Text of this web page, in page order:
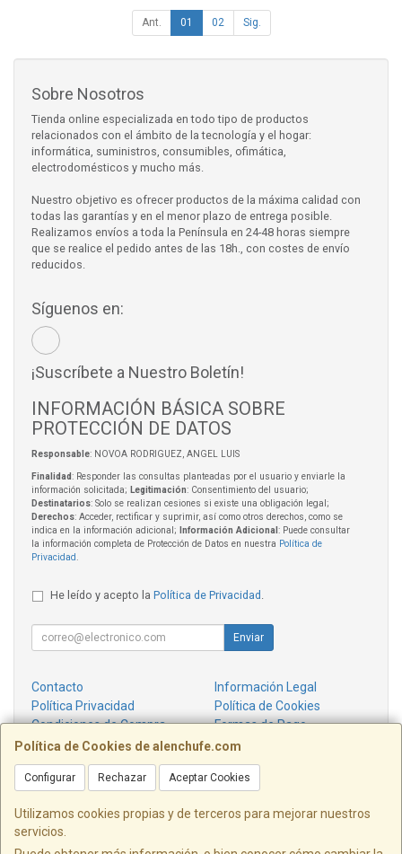
Ant. 01 02 Sig.
Política de Cookies de alenchufe.com
Configurar Rechazar Aceptar Cookies
Utilizamos cookies propias y de terceros para mejorar nuestros
servicios.
Sobre Nosotros
Tienda online especializada en todo tipo de productos
relacionados con el ámbito de la tecnología y el hogar:
informática, suministros, consumibles, ofimática,
electrodomésticos y mucho más.
Nuestro objetivo es ofrecer productos de la máxima calidad con
todas las garantías y en el menor plazo de entrega posible.
Realizamos envíos a toda la Península en 24-48 horas siempre
que se realice el pedido antes de las 18h., con costes de envío
reducidos.
Síguenos en:
¡Suscríbete a Nuestro Boletín!
INFORMACIÓN BÁSICA SOBRE
PROTECCIÓN DE DATOS
Responsable: NOVOA RODRIGUEZ, ANGEL LUIS
Finalidad: Responder las consultas planteadas por el usuario y enviarle la
información solicitada; Legitimación: Consentimiento del usuario;
Destinatarios: Solo se realizan cesiones si existe una obligación legal;
Derechos: Acceder, rectificar y suprimir, así como otros derechos, como se
indica en la información adicional;
Información Adicional : Puede consultar
la información completa de Protección de Datos en nuestra Política de
Privacidad .
He leído y acepto la Política de Privacidad .
Enviar
Contacto
Información Legal
Política Privacidad
Política de Cookies
Condiciones de Compra
Formas de Pago
¿Quienes Somos?
Contacto
info@alenchufe.com